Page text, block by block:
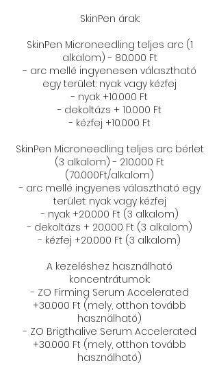
SkinPen árak:
SkinPen Microneedling teljes arc (1
alkalom) - 80.000 Ft
- arc mellé ingyenesen választható
egy terület: nyak vagy kézfej​
- nyak +10.000 Ft
- dekoltázs + 10.000 Ft
- kézfej +10.000 Ft
SkinPen Microneedling teljes arc bérlet
(3 alkalom) - 210.000 Ft
(70.000Ft/alkalom)
- arc mellé ingyenes választható egy
terület: nyak vagy kézfej​
- nyak +20.000 Ft (3 alkalom)
- dekoltázs + 20.000 Ft (3 alkalom)
- kézfej +20.000 Ft (3 alkalom)
A kezeléshez használható
koncentrátumok:
- ZO Firming Serum Accelerated
+30.000 Ft (mely, otthon tovább
használható)
- ZO Brigthalive Serum Accelerated
+30.000 Ft (mely, otthon tovább
használható)